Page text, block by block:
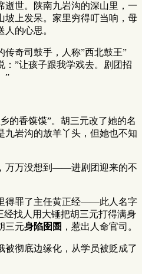
逝世。陕南九岩沟的深山里，一
坡上发呆。家里穷得叮当响，母
的心思。
奇司鼓手，人称”西北鼓王”
”让孩子跟我学戏去。剧团招
”
的香馍馍”。胡三元改了她的名
九岩沟的放羊丫头，但她也不知
万万没想到——进剧团迎来的不
得罪了主任黄正经——此人名字
经找人用大锤把胡三元打得满身
三元身陷囹圄 ，惹出人命官司。
彻底边缘化，从学员被贬成了